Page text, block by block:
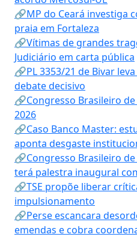
🔗MP do Ceará investiga
praia em Fortaleza
🔗Vítimas de grandes
Judiciário em carta pública
🔗PL 3353/21 de Bivar
debate decisivo
🔗Congresso Brasileiro
2026
🔗Caso Banco Master:
aponta desgaste
🔗Congresso Brasileiro
terá palestra inaugural
🔗TSE propõe liberar
impulsionamento
🔗Perse escancara
emendas e cobra